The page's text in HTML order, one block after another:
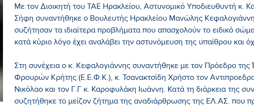
Με τον Διοικητή του ΤΑΕ Ηρακλείου, Αστυνομικό Υποδιευθυντή κ.
Σήφη συναντήθηκε ο Βουλευτής Ηρακλείου Μανώλης
συζήτησαν τα ιδιαίτερα προβλήματα που απασχολούν το ειδικό
κατά κύριο λόγο έχει αναλάβει την αστυνόμευση της υπαίθρου και
Στη συνέχεια ο κ. Κεφαλογιάννης συναντήθηκε με τον Πρόεδρο της
Φρουρών Κρήτης (Ε.Ε.Φ.Κ.), κ. Τσανακτσίδη Χρήστο τον
Νικόλαο και τον Γ.Γ κ. Καροφυλάκη Ιωάννη. Κατά τη διάρκεια της
συζητήθηκε το μείζον ζήτημα της αναδιάρθρωσης της ΕΛ.ΑΣ. που